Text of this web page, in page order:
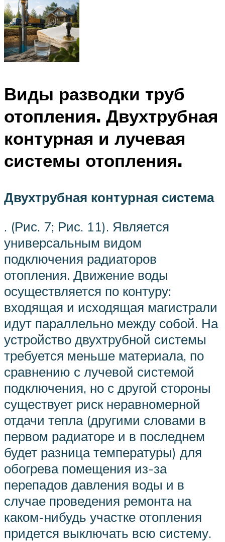
Виды разводки труб
отопления. Двухтрубная
контурная и лучевая
системы отопления.
Двухтрубная контурная система
. (Рис. 7; Рис. 11). Является
универсальным видом
подключения радиаторов
отопления. Движение воды
осуществляется по контуру:
входящая и исходящая магистрали
идут параллельно между собой. На
устройство двухтрубной системы
требуется меньше материала, по
сравнению с лучевой системой
подключения, но с другой стороны
существует риск неравномерной
отдачи тепла (другими словами в
первом радиаторе и в последнем
будет разница температуры) для
обогрева помещения из-за
перепадов давления воды и в
случае проведения ремонта на
каком-нибудь участке отопления
придется выключать всю систему.